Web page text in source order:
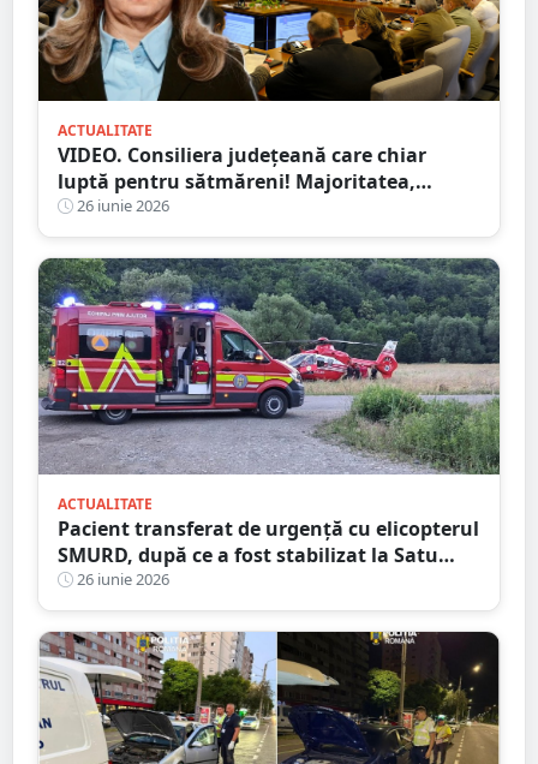
ACTUALITATE
VIDEO. Consiliera județeană care chiar
luptă pentru sătmăreni! Majoritatea,
”acontată” să doarmă-n scaun
26 iunie 2026
ACTUALITATE
Pacient transferat de urgență cu elicopterul
SMURD, după ce a fost stabilizat la Satu
Mare
26 iunie 2026